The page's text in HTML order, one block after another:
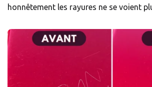
honnêtement les rayures ne se voient